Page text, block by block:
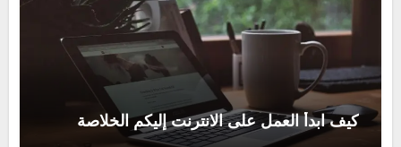
كيف ابدأ العمل على الانترنت إليكم الخلاصة